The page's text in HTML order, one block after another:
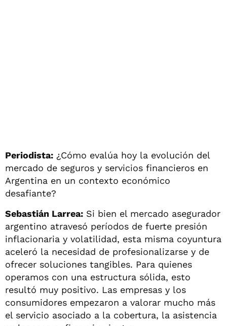
Periodista: ¿Cómo evalúa hoy la evolución del
mercado de seguros y servicios financieros en
Argentina en un contexto económico
desafiante?
Sebastián Larrea: Si bien el mercado asegurador
argentino atravesó períodos de fuerte presión
inflacionaria y volatilidad, esta misma coyuntura
aceleró la necesidad de profesionalizarse y de
ofrecer soluciones tangibles. Para quienes
operamos con una estructura sólida, esto
resultó muy positivo. Las empresas y los
consumidores empezaron a valorar mucho más
el servicio asociado a la cobertura, la asistencia